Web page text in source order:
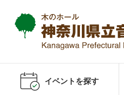
イベントを探す